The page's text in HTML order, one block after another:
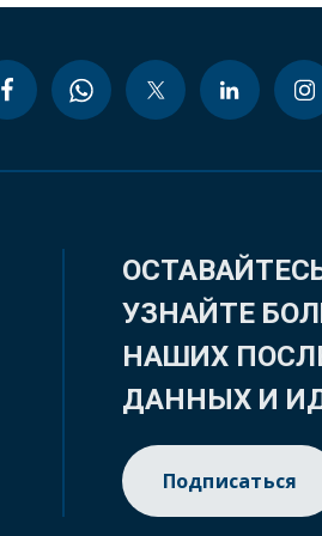
УЗНАЙТЕ
НАШИХ
ДАННЫХ И
Подписаться